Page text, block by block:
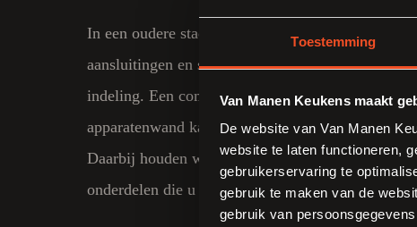
Toestemming
Van Manen Keukens maakt
De website van Van Manen
website te laten functioneren,
gebruikerservaring te
gebruik te maken van de
gebruik van
In een oudere stadswoning vragen beperkte
aansluitingen en soms afwijkende muren om een
indeling. Een compacte hoekkeuken, ondiepe
apparatenwand kan helpen om meer werk- en
Daarbij houden we rekening met ramen, deuren
onderdelen die u graag wilt behouden.